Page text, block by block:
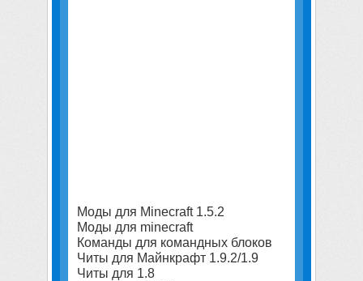
Моды для Minecraft 1.5.2
Моды для minecraft
Команды для командных блоков
Читы для Майнкрафт 1.9.2/1.9
Читы для 1.8